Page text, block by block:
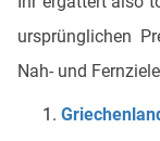
ursprünglichen
Nah- und